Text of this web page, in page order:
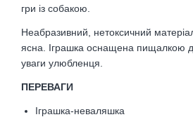
гри із собакою.
Неабразивний, нетоксичний
ясна. Іграшка оснащена пищалкою
уваги улюбленця.
ПЕРЕВАГИ
Іграшка-неваляшка